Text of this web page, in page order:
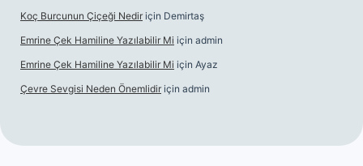
Koç Burcunun Çiçeği Nedir için Demirtaş
Emrine Çek Hamiline Yazılabilir Mi için admin
Emrine Çek Hamiline Yazılabilir Mi için Ayaz
Çevre Sevgisi Neden Önemlidir için admin